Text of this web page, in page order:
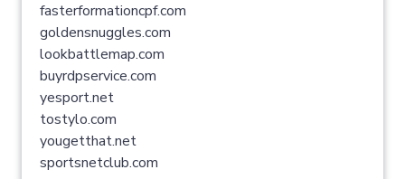
fasterformationcpf.com
goldensnuggles.com
lookbattlemap.com
buyrdpservice.com
yesport.net
tostylo.com
yougetthat.net
sportsnetclub.com